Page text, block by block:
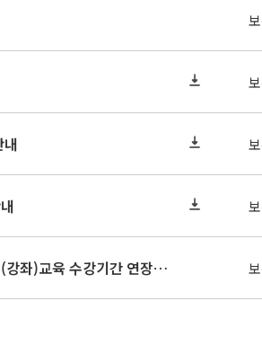
2021년 1학기 안전환경 신규교육 추가교육 실시 및 온라인(강좌)교육 수강기간 연장 안내